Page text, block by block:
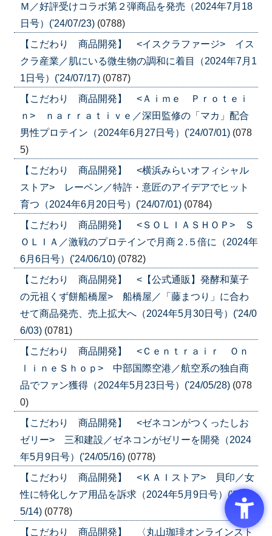
Ｍ／好評受けコラボ第２弾商品を発売（2024年7月18
日号）('24/07/23) (0788)
【こだわり 商品開発】 <イスクラファージ> イス
クラ産業／肌にいる微生物の調和に着目（2024年7月1
1日号）('24/07/17) (0787)
【こだわり 商品開発】 <Ａｉｍｅ Ｐｒｏｔｅｉ
ｎ> ｎａｒｒａｔｉｖｅ／深田監修の「マカ」配合
男性プロテイン（2024年6月27日号）('24/07/01) (078
5)
【こだわり 商品開発】 <横浜みらいオフィシャル
ストア> レーベン／特許・意匠のアイデアでヒット
育つ（2024年6月20日号）('24/07/01) (0784)
【こだわり 商品開発】 <ＳＯＬＩＡＳＨＯＰ> Ｓ
ＯＬＩＡ／激戦のプロテインで月商２.５倍に（2024年
6月6日号）('24/06/10) (0782)
【こだわり 商品開発】 <【公式通販】発酵和菓子
の元祖くず餅船橋屋> 船橋屋／「藤まつり」に合わ
せて商品発売、売上拡大へ（2024年5月30日号）('24/0
6/03) (0781)
【こだわり 商品開発】 <Ｃｅｎｔｒａｉｒ Ｏｎ
ｌｉｎｅＳｈｏｐ> 中部国際空港／航空系の独自商
品でファン獲得（2024年5月23日号）('24/05/28) (078
0)
【こだわり 商品開発】 <ゼネコンがつくったしお
ゼリー> 三和建設／ゼネコンがゼリーを開発（2024
年5月9日号）('24/05/16) (0778)
【こだわり 商品開発】 <ＫＡＩストア> 貝印／女
性に特化しケア用品を訴求（2024年5月9日号）('24/0
5/14) (0778)
【こだわり 商品開発】 〈丸山珈琲オンラインスト